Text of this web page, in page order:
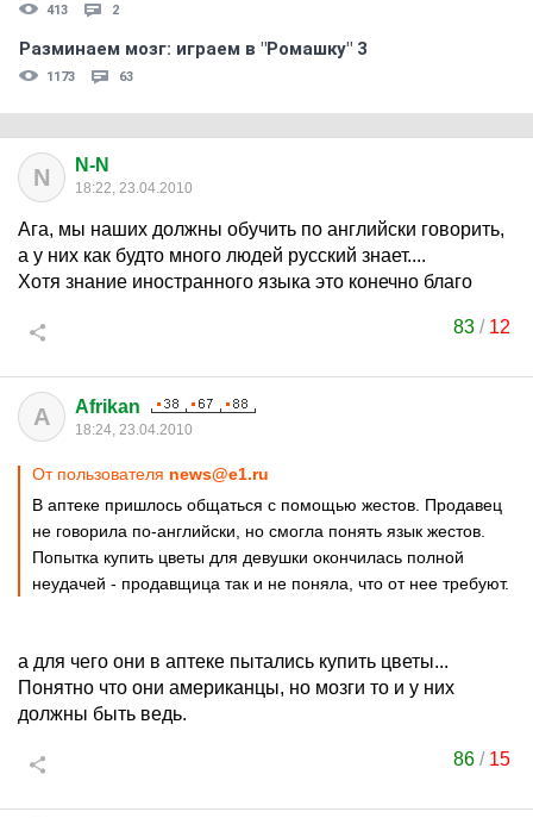
413 2
Разминаем мозг: играем в "Ромашку" 3
1173 63
N N-N
18:22, 23.04.2010
Ага, мы наших должны обучить по английски говорить,
а у них как будто много людей русский знает....
Хотя знание иностранного языка это конечно благо
83/ 12
A Afrikan
18:24, 23.04.2010
От пользователя news@e1.ru
В аптеке пришлось общаться с помощью жестов. Продавец
не говорила по-английски, но смогла понять язык жестов.
Попытка купить цветы для девушки окончилась полной
неудачей - продавщица так и не поняла, что от нее требуют.
а для чего они в аптеке пытались купить цветы...
Понятно что они американцы, но мозги то и у них
должны быть ведь.
86/ 15